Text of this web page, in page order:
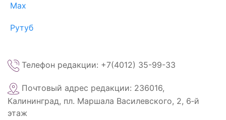
Max
Рутуб
Телефон редакции: +7(4012) 35-99-33
Почтовый адрес редакции: 236016,
Калининград, пл. Маршала Василевского, 2, 6‑й
этаж